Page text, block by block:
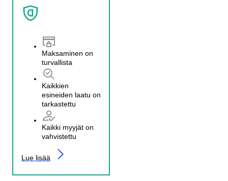
Maksaminen on
turvallista
Kaikkien
esineiden laatu on
tarkastettu
Kaikki myyjät on
vahvistettu
Lue lisää